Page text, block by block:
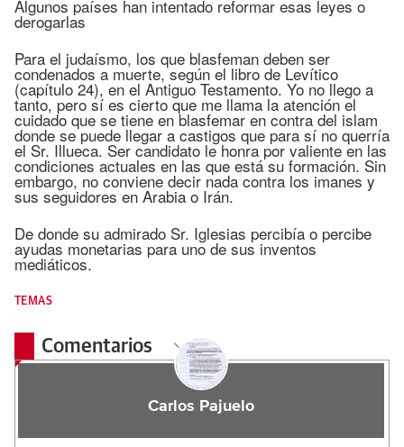
Algunos países han intentado reformar esas leyes o
derogarlas
Para el judaísmo, los que blasfeman deben ser
condenados a muerte, según el libro de Levítico
(capítulo 24), en el Antiguo Testamento. Yo no llego a
tanto, pero sí es cierto que me llama la atención el
cuidado que se tiene en blasfemar en contra del islam
donde se puede llegar a castigos que para sí no querría
el Sr. Illueca. Ser candidato le honra por valiente en las
condiciones actuales en las que está su formación. Sin
embargo, no conviene decir nada contra los imanes y
sus seguidores en Arabia o Irán.
De donde su admirado Sr. Iglesias percibía o percibe
ayudas monetarias para uno de sus inventos
mediáticos.
TEMAS
Comentarios
Carlos Pajuelo